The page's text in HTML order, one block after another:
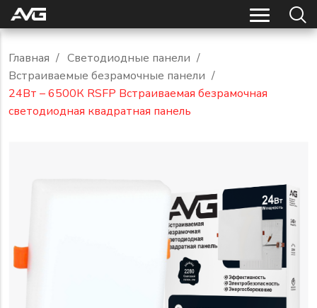
Главная / Светодиодные панели /
Встраиваемые безрамочные панели /
24Вт – 6500К RSFP Встраиваемая безрамочная
светодиодная квадратная панель